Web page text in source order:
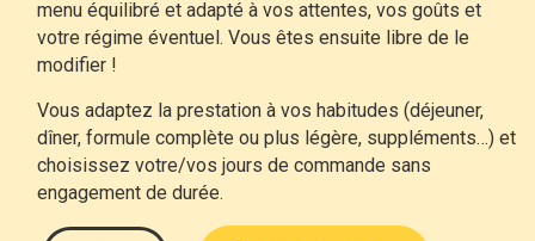
menu équilibré et adapté à vos attentes, vos goûts et
votre régime éventuel. Vous êtes ensuite libre de le
modifier !
Vous adaptez la prestation à vos habitudes (déjeuner,
dîner, formule complète ou plus légère, suppléments…) et
choisissez votre/vos jours de commande sans
engagement de durée.